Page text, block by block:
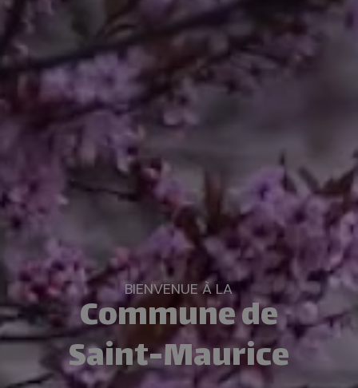
BIENVENUE À LA
Commune de
Saint-Maurice